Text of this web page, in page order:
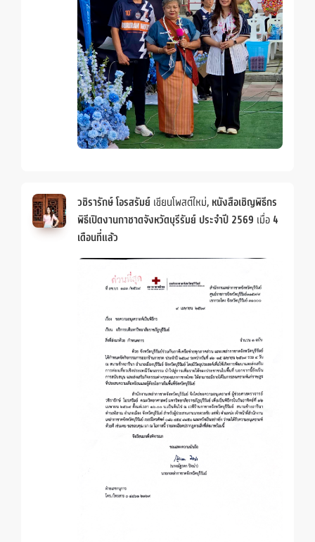
วชิรารักษ์ โอรสรัมย์ เขียนโพสต์ใหม่, หนังสือเชิญพิธีกร
พิธีเปิดงานกาชาดจังหวัดบุรีรัมย์ ประจำปี 2569 เมื่อ 4
เดือนที่แล้ว